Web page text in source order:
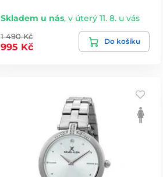
Skladem u nás, v úterý 11. 8. u vás
1 490 Kč
995 Kč
Do košíku